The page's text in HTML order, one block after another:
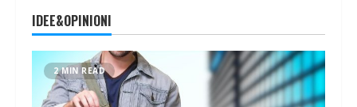
IDEE&OPINIONI
2 MIN READ